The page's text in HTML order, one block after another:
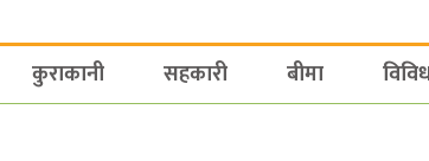
कुराकानी सहकारी बीमा